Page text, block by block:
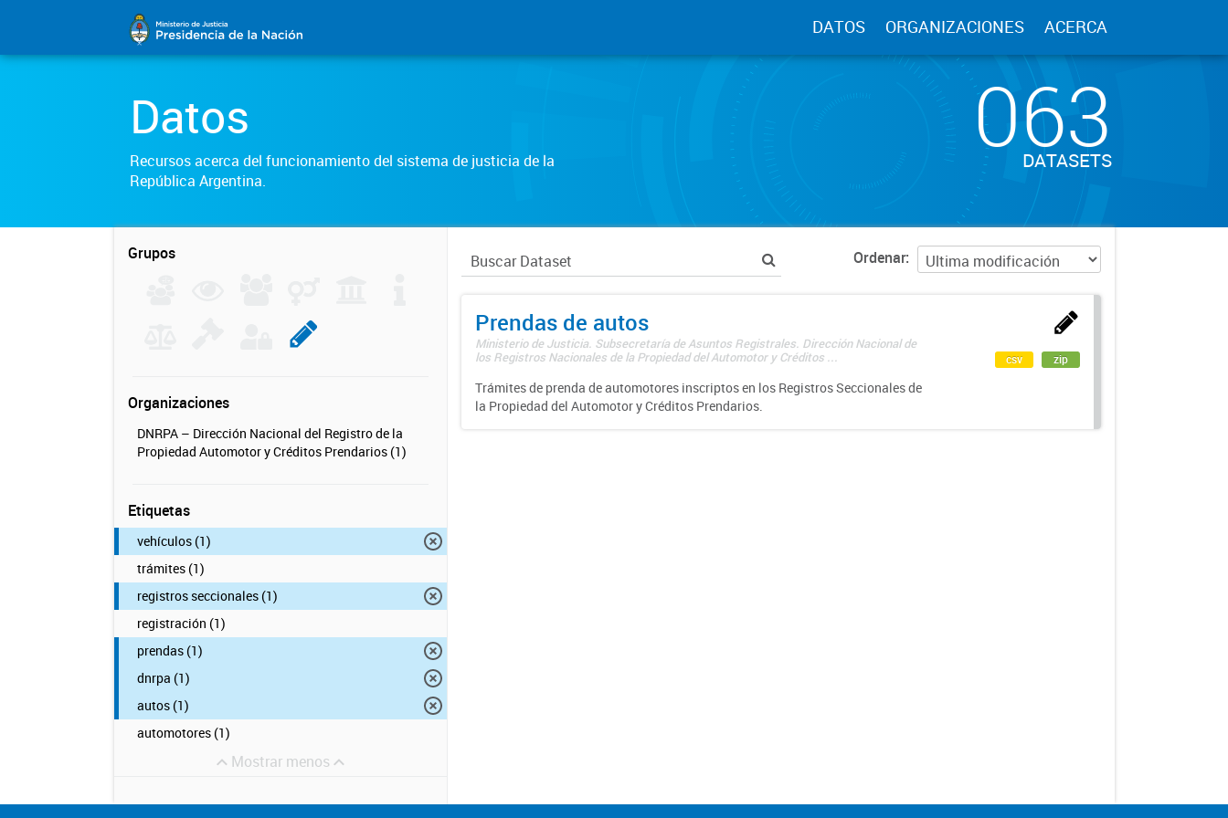
DATOS ORGANIZACIONES ACERCA
Datos
Recursos acerca del funcionamiento del sistema de justicia de la
República Argentina.
063
DATASETS
Grupos
Organizaciones
DNRPA – Dirección Nacional del Registro de la
Propiedad Automotor y Créditos Prendarios (1)
Etiquetas
vehículos (1)
trámites (1)
registros seccionales (1)
registración (1)
prendas (1)
dnrpa (1)
autos (1)
automotores (1)
Mostrar menos
Ordenar
Prendas de autos
Ministerio de Justicia. Subsecretaría de Asuntos Registrales. Dirección Nacional de
los Registros Nacionales de la Propiedad del Automotor y Créditos ...
Trámites de prenda de automotores inscriptos en los Registros Seccionales de
la Propiedad del Automotor y Créditos Prendarios.
csv zip